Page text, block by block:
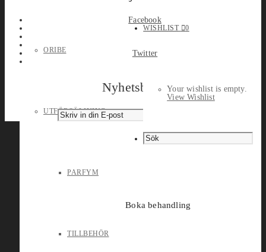
ORIBE
UTFÖRSÄLJNING
PARFYM
TILLBEHÖR
WISHLIST 0
Your wishlist is empty.
View Wishlist
Boka behandling
Facebook
Twitter
Nyhetsbrev